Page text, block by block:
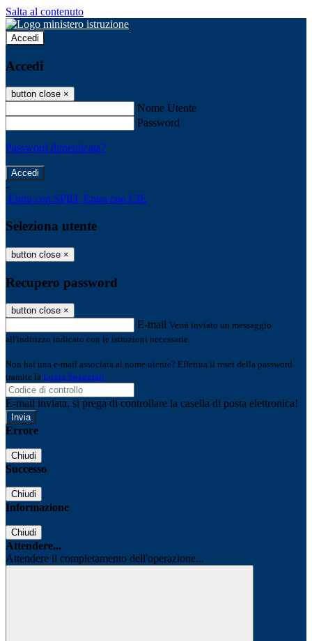
Salta al contenuto
Accedi
Accedi
button close ×
Nome Utente
Password
Password dimenticata?
-
Entra con SPID Entra con CIE
Seleziona utente
button close ×
Recupero password
button close ×
E-mail Verrà inviato un messaggio
all'indirizzo indicato con le istruzioni necessarie.
Non hai una e-mail associata al nome utente? Effettua il reset della password
tramite la Login Spaggiari
E-mail inviata, si prega di controllare la casella di posta elettronica!
Errore
Chiudi
Successo
Chiudi
Informazione
Chiudi
Attendere...
Attendere il completamento dell'operazione...